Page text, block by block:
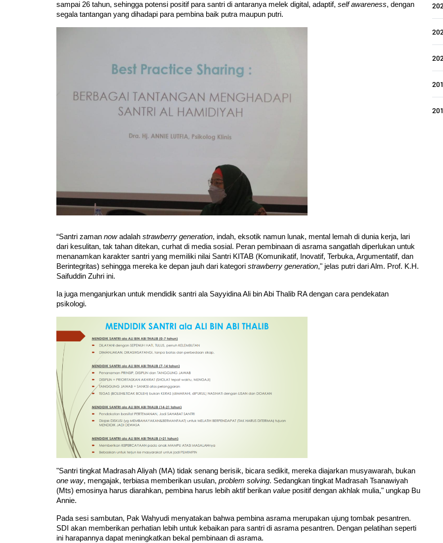
sampai 26 tahun, sehingga potensi positif para santri di antaranya melek digital, adaptif, self awareness, dengan
segala tantangan yang dihadapi para pembina baik putra maupun putri.
“Santri zaman now adalah strawberry generation, indah, eksotik namun lunak, mental lemah di dunia kerja, lari
dari kesulitan, tak tahan ditekan, curhat di media sosial. Peran pembinaan di asrama sangatlah diperlukan untuk
menanamkan karakter santri yang memiliki nilai Santri KITAB (Komunikatif, Inovatif, Terbuka, Argumentatif, dan
Berintegritas) sehingga mereka ke depan jauh dari kategori strawberry generation," jelas putri dari Alm. Prof. K.H.
Saifuddin Zuhri ini.
Ia juga menganjurkan untuk mendidik santri ala Sayyidina Ali bin Abi Thalib RA dengan cara pendekatan
psikologi.
one way, mengajak, terbiasa memberikan usulan, problem solving. Sedangkan tingkat Madrasah Tsanawiyah
(Mts) emosinya harus diarahkan, pembina harus lebih aktif berikan value positif dengan akhlak mulia," ungkap Bu
Annie.
Pada sesi sambutan, Pak Wahyudi menyatakan bahwa pembina asrama merupakan ujung tombak pesantren.
SDI akan memberikan perhatian lebih untuk kebaikan para santri di asrama pesantren. Dengan pelatihan seperti
ini harapannya dapat meningkatkan bekal pembinaan di asrama.